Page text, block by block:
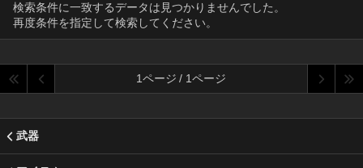
検索条件に一致するデータは見つかりませんでした。
再度条件を指定して検索してください。
1ページ / 1ページ
武器